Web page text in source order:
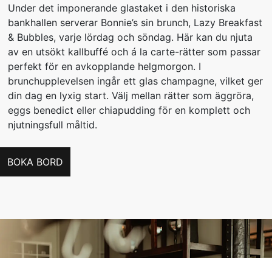
Under det imponerande glastaket i den historiska
bankhallen serverar Bonnie’s sin brunch, Lazy Breakfast
& Bubbles, varje lördag och söndag. Här kan du njuta
av en utsökt kallbuffé och á la carte-rätter som passar
perfekt för en avkopplande helgmorgon. I
brunchupplevelsen ingår ett glas champagne, vilket ger
din dag en lyxig start. Välj mellan rätter som äggröra,
eggs benedict eller chiapudding för en komplett och
njutningsfull måltid.
BOKA BORD